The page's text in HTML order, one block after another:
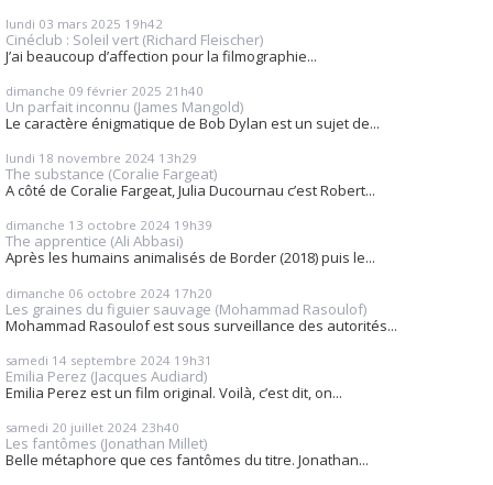
lundi 03 mars 2025 19h42
Cinéclub : Soleil vert (Richard Fleischer)
J’ai beaucoup d’affection pour la filmographie...
dimanche 09 février 2025 21h40
Un parfait inconnu (James Mangold)
Le caractère énigmatique de Bob Dylan est un sujet de...
lundi 18 novembre 2024 13h29
The substance (Coralie Fargeat)
A côté de Coralie Fargeat, Julia Ducournau c’est Robert...
dimanche 13 octobre 2024 19h39
The apprentice (Ali Abbasi)
Après les humains animalisés de Border (2018) puis le...
dimanche 06 octobre 2024 17h20
Les graines du figuier sauvage (Mohammad Rasoulof)
Mohammad Rasoulof est sous surveillance des autorités...
samedi 14 septembre 2024 19h31
Emilia Perez (Jacques Audiard)
Emilia Perez est un film original. Voilà, c’est dit, on...
samedi 20 juillet 2024 23h40
Les fantômes (Jonathan Millet)
Belle métaphore que ces fantômes du titre. Jonathan...